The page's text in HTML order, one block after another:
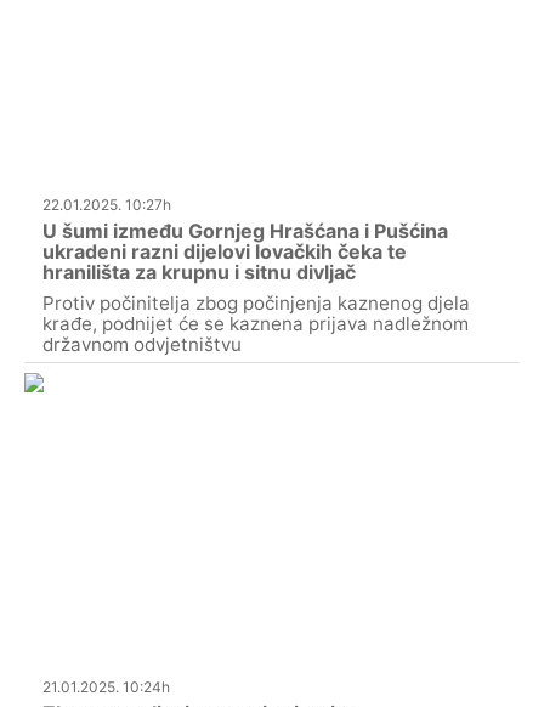
22.01.2025. 10:27h
U šumi između Gornjeg Hrašćana i Pušćina
ukradeni razni dijelovi lovačkih čeka te
hranilišta za krupnu i sitnu divljač
Protiv počinitelja zbog počinjenja kaznenog djela
krađe, podnijet će se kaznena prijava nadležnom
državnom odvjetništvu
21.01.2025. 10:24h